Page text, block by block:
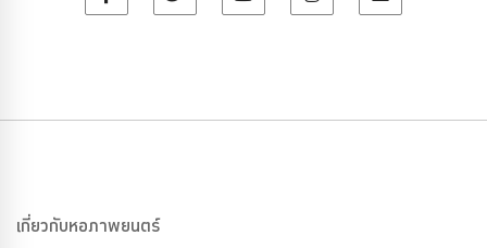
เกี่ยวกับหอภาพยนตร์